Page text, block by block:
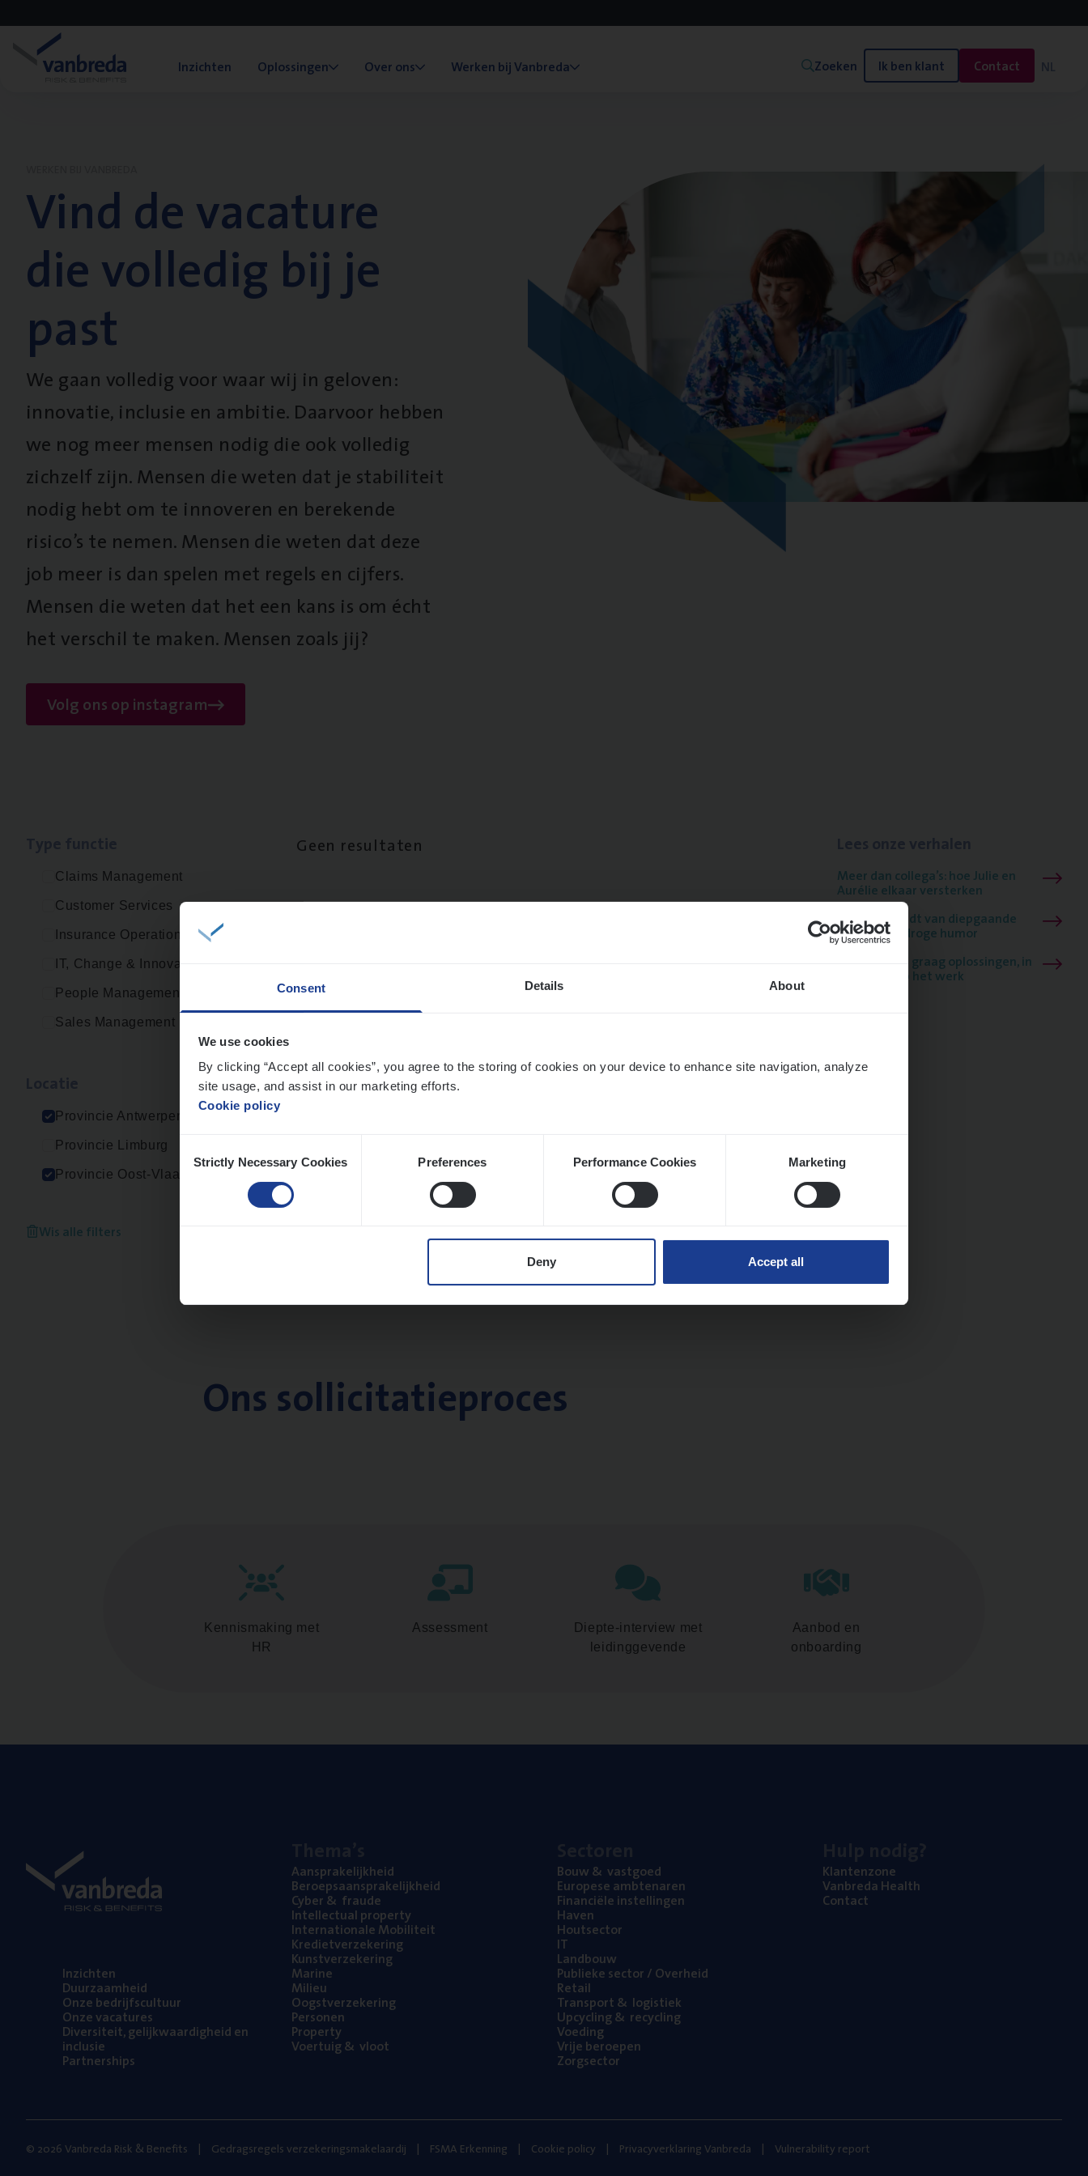
Consent Details About
We use cookies
By clicking “Accept all cookies”, you agree to the storing of cookies on your device to enhance site navigation, analyze
site usage, and assist in our marketing efforts.
Cookie policy
Selection
Strictly Necessary Cookies Preferences Performance Cookies Marketing
Deny Accept all
Inzichten Oplossingen Over ons Werken bij Vanbreda Zoeken Ik ben klant Contact NL
Vind de vacature
die volledig bij je
past
We gaan volledig voor waar wij in geloven:
innovatie, inclusie en ambitie. Daarvoor hebben
we nog meer mensen nodig die ook volledig
zichzelf zijn. Mensen die weten dat je stabiliteit
nodig hebt om te innoveren en berekende
risico’s te nemen. Mensen die weten dat deze
job meer is dan spelen met regels en cijfers.
Mensen die weten dat het een kans is om écht
het verschil te maken. Mensen zoals jij?
Volg ons op instagram
Claims Management
Customer Services
Insurance Operations
IT, Change & Innovation
People Management
Sales Management
Provincie Antwerpen
Provincie Limburg
Provincie Oost-Vlaanderen
Wis alle filters
Geen resultaten
Meer dan collega’s: hoe Julie en
Aurélie elkaar versterken
Mathias houdt van diepgaande
dossiers én droge humor
Thalia zoekt graag oplossingen, in
games én op het werk
Ons sollicitatieproces
Kennismaking met
HR
Assessment
Diepte-interview met
leidinggevende
Aanbod en
onboarding
Inzich­ten
Duur­zaam­heid
Onze bedrijfs­cul­tuur
Onze vaca­tu­res
Diver­si­teit, gelijk­waar­dig­heid en
inclusie
Part­ner­ships
Aan­spra­ke­lijk­heid
Beroeps­aan­spra­ke­lijk­heid
Cyber& fraude
Intel­lec­tu­al property
Inter­na­ti­o­na­le Mobiliteit
Kre­diet­ver­ze­ke­ring
Kunst­ver­ze­ke­ring
Mari­ne
Mili­eu
Oogst­ver­ze­ke­ring
Per­so­nen
Pro­per­ty
Voer­tuig& vloot
Bouw& vastgoed
Euro­pe­se ambtenaren
Finan­ci­ë­le instellingen
Haven
Hout­sec­tor
IT
Land­bouw
Publie­ke sec­tor / Overheid
Retail
Trans­port& logistiek
Upcy­cling& recycling
Voe­ding
Vrije beroe­pen
Zorg­sec­tor
Klan­ten­zo­ne
Van­b­re­da Health
Con­tact
© 2026 Vanbreda Risk & Benefits Gedragsregels verzekeringsmakelaardij FSMA Erkenning Cookie policy Privacyverklaring Vanbreda Vulnerability report